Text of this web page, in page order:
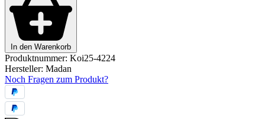
In den Warenkorb
Produktnummer: Koi25-4224
Hersteller: Madan
Noch Fragen zum Produkt?